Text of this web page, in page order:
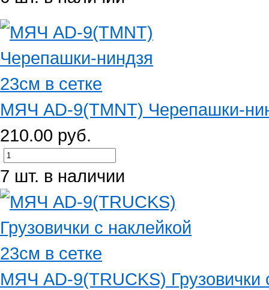
МЯЧ AD-9(TMNT) Черепашки-
210.00 руб.
7 шт. в наличии
МЯЧ AD-9(TRUCKS) Грузовички